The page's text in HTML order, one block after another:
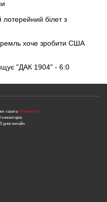
лотерейний білет з
хоче зробити США
"ДАК 1904" - 6:0
газета«Новини N»
коментарів
днів онлайн.